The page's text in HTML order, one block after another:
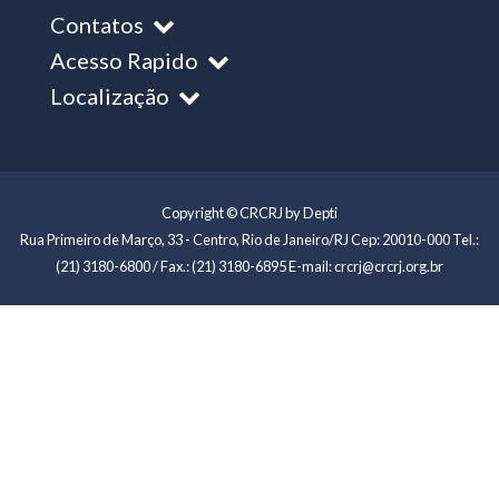
Contatos
Acesso Rapido
Localização
Copyright © CRCRJ by Depti
Rua Primeiro de Março, 33 - Centro, Rio de Janeiro/RJ Cep: 20010-000 Tel.:
(21) 3180-6800 / Fax.: (21) 3180-6895 E-mail: crcrj@crcrj.org.br